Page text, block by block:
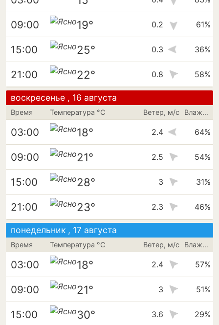
09:00 19° 0.2 61%
15:00 25° 0.3 36%
21:00 22° 0.8 58%
воскресенье , 16 августа
Время Температура °C Ветер, м/с Влажность
03:00 18° 2.4 64%
09:00 21° 2.5 54%
15:00 28° 3 31%
21:00 23° 2.3 46%
понедельник , 17 августа
Время Температура °C Ветер, м/с Влажность
03:00 18° 2.4 57%
09:00 21° 3 51%
15:00 30° 3.6 29%